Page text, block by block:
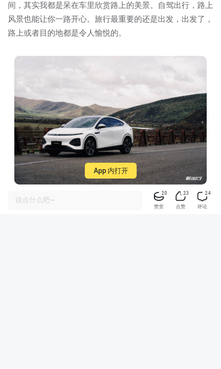
间，其实我都是呆在车里欣赏路上的美景。自驾出行，路上
风景也能让你一路开心。旅行最重要的还是出发，出发了，
路上或者目的地都是令人愉悦的。
最后编辑于 · 2024-06-05
我和小鹏G6的这一年
App 内打开
说点什么吧~
20
赞赏
23
点赞
24
评论